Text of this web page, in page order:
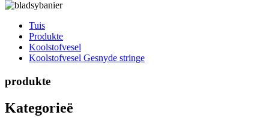
Tuis
Produkte
Koolstofvesel
Koolstofvesel Gesnyde stringe
produkte
Kategorieë